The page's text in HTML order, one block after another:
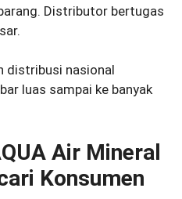
Distributor bertugas
distribusi nasional
luas sampai ke banyak
Air Mineral
Konsumen